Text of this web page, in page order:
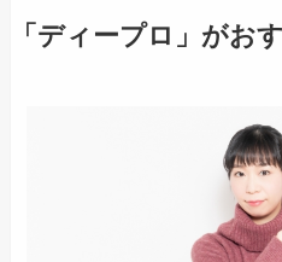
「ディープロ」がお